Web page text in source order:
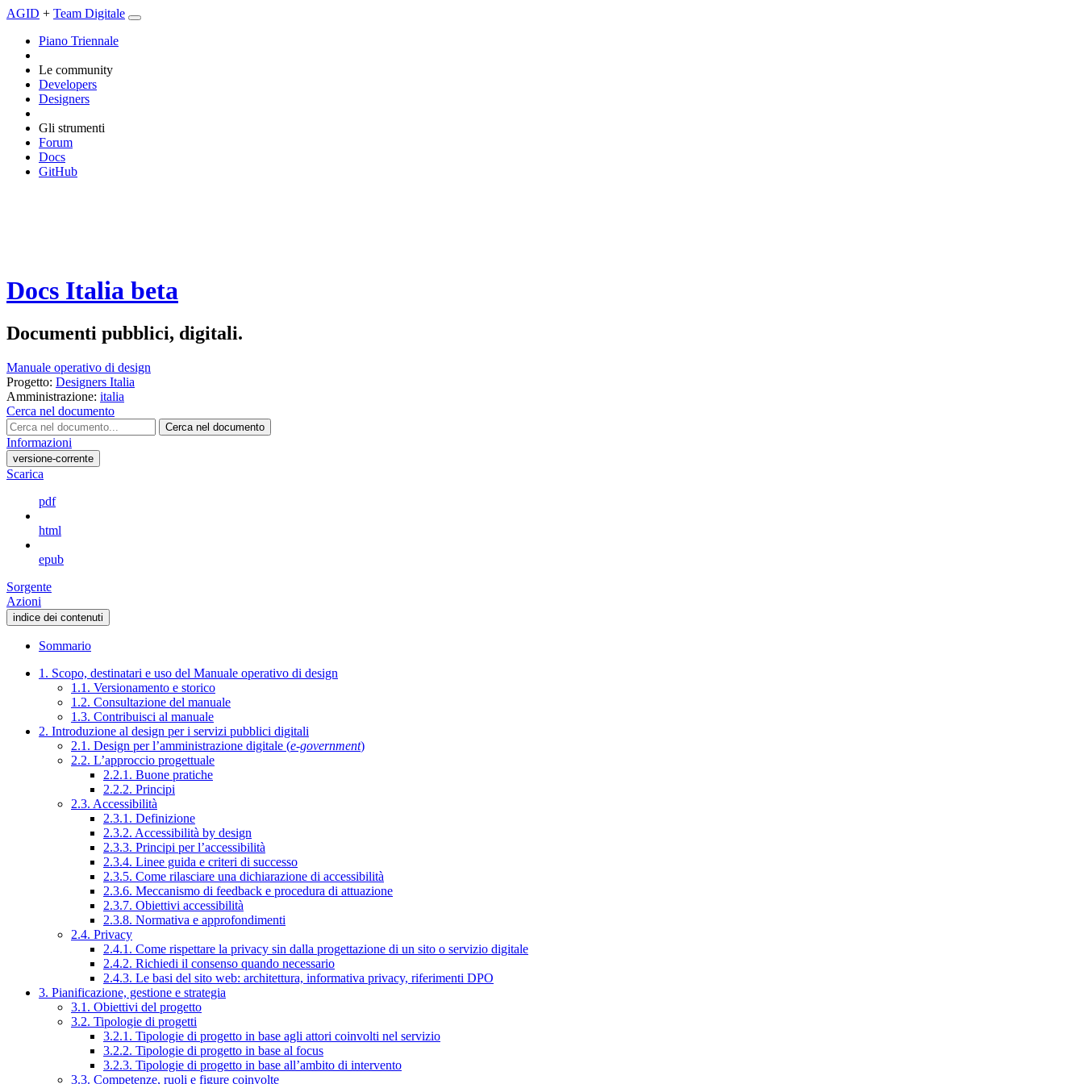
AGID + Team Digitale
Piano Triennale
Le community
Developers
Designers
Gli strumenti
Forum
Docs
GitHub
Docs Italia beta
Documenti pubblici, digitali.
Manuale operativo di design
Progetto: Designers Italia
Amministrazione: italia
Cerca nel documento
Cerca nel documento
Informazioni
versione-corrente
Scarica
pdf
html
epub
Sorgente
Azioni
indice dei contenuti
Sommario
1. Scopo, destinatari e uso del Manuale operativo di design
1.1. Versionamento e storico
1.2. Consultazione del manuale
1.3. Contribuisci al manuale
2. Introduzione al design per i servizi pubblici digitali
2.1. Design per l’amministrazione digitale (e-government)
2.2. L’approccio progettuale
2.2.1. Buone pratiche
2.2.2. Principi
2.3. Accessibilità
2.3.1. Definizione
2.3.2. Accessibilità by design
2.3.3. Principi per l’accessibilità
2.3.4. Linee guida e criteri di successo
2.3.5. Come rilasciare una dichiarazione di accessibilità
2.3.6. Meccanismo di feedback e procedura di attuazione
2.3.7. Obiettivi accessibilità
2.3.8. Normativa e approfondimenti
2.4. Privacy
2.4.1. Come rispettare la privacy sin dalla progettazione di un sito o servizio digitale
2.4.2. Richiedi il consenso quando necessario
2.4.3. Le basi del sito web: architettura, informativa privacy, riferimenti DPO
3. Pianificazione, gestione e strategia
3.1. Obiettivi del progetto
3.2. Tipologie di progetti
3.2.1. Tipologie di progetto in base agli attori coinvolti nel servizio
3.2.2. Tipologie di progetto in base al focus
3.2.3. Tipologie di progetto in base all’ambito di intervento
3.3. Competenze, ruoli e figure coinvolte